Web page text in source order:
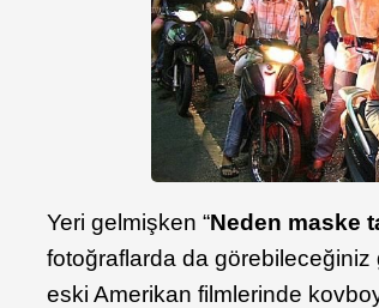
Yeri gelmişken “Neden maske
fotoğraflarda da görebileceğiniz
eski Amerikan filmlerinde